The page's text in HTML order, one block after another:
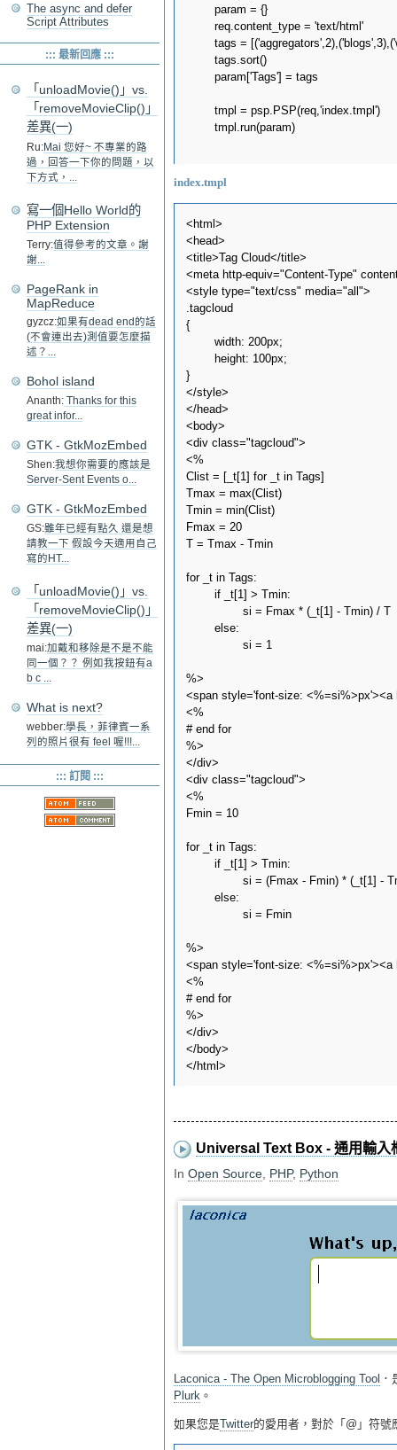
        param = {}
        req.content_type = 'text/html'
tags =
        tags.sort()
        param['Tags'] = tags
        tmpl = psp.PSP(req,'index.tmpl')
        tmpl.run(param)
index.tmpl
<html>
<head>
<title>Tag Cloud</title>
<meta http-equiv="Content-Type"
<style type="text/css" media="all">
.tagcloud
{
        width: 200px;
        height: 100px;
}
</style>
</head>
<body>
<div class="tagcloud">
<%
Clist = [_t[1] for _t in Tags]
Tmax = max(Clist)
Tmin = min(Clist)
Fmax = 20
T = Tmax - Tmin
for _t in Tags:
        if _t[1] > Tmin:
                si = Fmax * (_t[1] - Tmin) / T
        else:
                si = 1
%>
<span style='font-size:
<%
# end for
%>
</div>
<div class="tagcloud">
<%
Fmin = 10
for _t in Tags:
        if _t[1] > Tmin:
si = (Fmax - Fmin) * (_t[1]
        else:
                si = Fmin
%>
<span style='font-size:
<%
# end for
%>
</div>
</body>
Universal Text Box - 通用輸入
In Open Source, PHP, Python
Laconica - The Open Microblogging Tool
Plurk 。
如果您是Twitter的愛用者，對於「@」符
The async and defer
Script Attributes
::: 最新回應 :::
「unloadMovie()」vs.
「removeMovieClip()」
差異(一)
Ru:Mai 您好~ 不專業的路
過，回答一下你的問題，以
下方式，...
寫一個Hello World的
PHP Extension
Terry:值得參考的文章。謝
謝...
PageRank in
MapReduce
gyzcz:如果有dead end的話
(不會連出去)測值要怎麼描
述？...
Bohol island
Ananth: Thanks for this
great infor...
GTK - GtkMozEmbed
Shen:我想你需要的應該是
Server-Sent Events o...
GTK - GtkMozEmbed
GS:雖年已經有點久 還是想
請教一下 假設今天適用自己
寫的HT...
「unloadMovie()」vs.
「removeMovieClip()」
差異(一)
mai:加戴和移除是不是不能
同一個？？ 例如我按鈕有a
b c ...
What is next?
webber:學長，菲律賓一系
列的照片很有 feel 喔!!!...
::: 訂閱 :::